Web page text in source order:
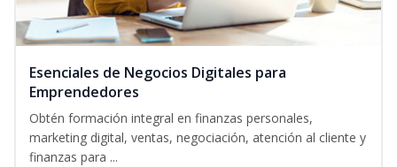
Esenciales de Negocios Digitales para
Emprendedores
Obtén formación integral en finanzas personales,
marketing digital, ventas, negociación, atención al cliente y
finanzas para ...